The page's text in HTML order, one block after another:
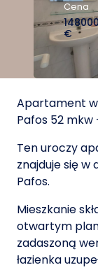
Cena
€
Apartament
Pafos 52 mkw
Ten uroczy
znajduje się
Pafos.
Mieszkanie
otwartym
zadaszoną
łazienka